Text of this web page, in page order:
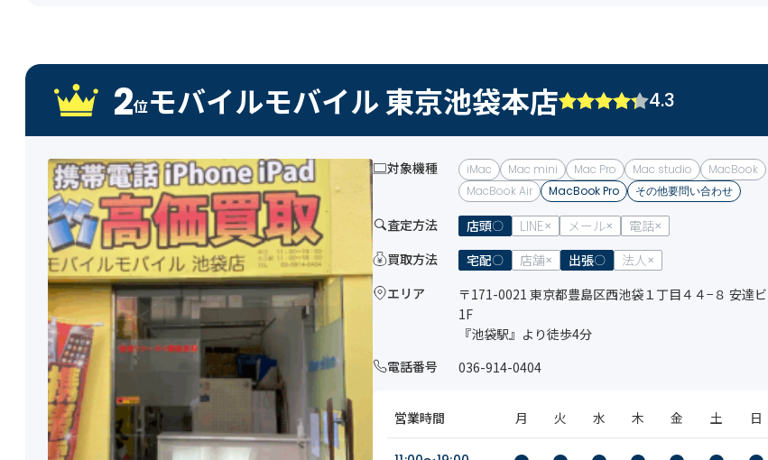
2位モバイルモバイル 東京池袋本店 4.3
対象機種 iMac Mac mini Mac Pro Mac studio
MacBook
MacBook Air
MacBook Pro その他要問い合わせ
査定方法 店頭 LINE メール
電話
買取方法
宅配 店舗 出張
法人
エリア
〒171-0021 東京都豊島区西池袋１丁目４４−８ 安達
1F
『池袋駅』より徒歩4分
電話番号
036-914-0404
営業時間 月 火 水 木 金 土 日